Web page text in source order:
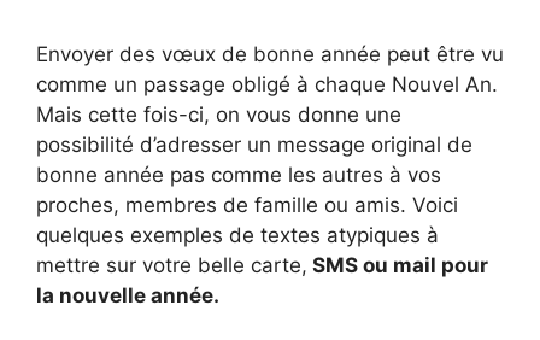
Envoyer des vœux de bonne année peut être vu
comme un passage obligé à chaque Nouvel An.
Mais cette fois-ci, on vous donne une
possibilité d’adresser un message original de
bonne année pas comme les autres à vos
proches, membres de famille ou amis. Voici
quelques exemples de textes atypiques à
mettre sur votre belle carte, SMS ou mail pour
la nouvelle année.